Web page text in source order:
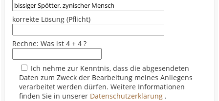
korrekte Lösung (Pflicht)
Rechne: Was ist 4 + 4 ?
Ich nehme zur Kenntnis, dass die abgesendeten
Daten zum Zweck der Bearbeitung meines Anliegens
verarbeitet werden dürfen. Weitere Informationen
finden Sie in unserer Datenschutzerklärung .